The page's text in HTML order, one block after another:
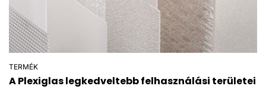
POSTED
IN
TERMÉK
A Plexiglas legkedveltebb felhasználási területei